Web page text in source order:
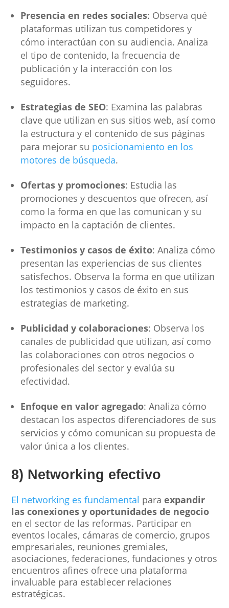
Presencia en redes sociales: Observa qué
plataformas utilizan tus competidores y
cómo interactúan con su audiencia. Analiza
el tipo de contenido, la frecuencia de
publicación y la interacción con los
seguidores.
Estrategias de SEO: Examina las palabras
clave que utilizan en sus sitios web, así como
la estructura y el contenido de sus páginas
para mejorar su posicionamiento en los
motores de búsqueda.
Ofertas y promociones: Estudia las
promociones y descuentos que ofrecen, así
como la forma en que las comunican y su
impacto en la captación de clientes.
Testimonios y casos de éxito: Analiza cómo
presentan las experiencias de sus clientes
satisfechos. Observa la forma en que utilizan
los testimonios y casos de éxito en sus
estrategias de marketing.
Publicidad y colaboraciones: Observa los
canales de publicidad que utilizan, así como
las colaboraciones con otros negocios o
profesionales del sector y evalúa su
efectividad.
Enfoque en valor agregado: Analiza cómo
destacan los aspectos diferenciadores de sus
servicios y cómo comunican su propuesta de
valor única a los clientes.
8) Networking efectivo
El networking es fundamental paraexpandir
las conexiones y oportunidades de negocio
en el sector de las reformas. Participar en
eventos locales, cámaras de comercio, grupos
empresariales, reuniones gremiales,
asociaciones, federaciones, fundaciones y otros
encuentros afines ofrece una plataforma
invaluable para establecer relaciones
estratégicas.